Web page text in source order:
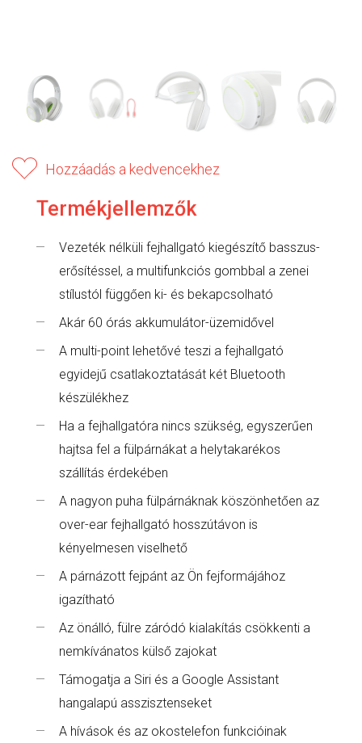
Hozzáadás a kedvencekhez
Termékjellemzők
Vezeték nélküli fejhallgató kiegészítő basszus-
erősítéssel, a multifunkciós gombbal a zenei
stílustól függően ki- és bekapcsolható
Akár 60 órás akkumulátor-üzemidővel
A multi-point lehetővé teszi a fejhallgató
egyidejű csatlakoztatását két Bluetooth
készülékhez
Ha a fejhallgatóra nincs szükség, egyszerűen
hajtsa fel a fülpárnákat a helytakarékos
szállítás érdekében
A nagyon puha fülpárnáknak köszönhetően az
over-ear fejhallgató hosszútávon is
kényelmesen viselhető
A párnázott fejpánt az Ön fejformájához
igazítható
Az önálló, fülre záródó kialakítás csökkenti a
nemkívánatos külső zajokat
Támogatja a Siri és a Google Assistant
hangalapú asszisztenseket
A hívások és az okostelefon funkcióinak